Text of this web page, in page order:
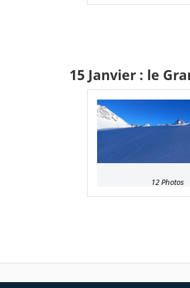
15 Janvier : le
12 Photos